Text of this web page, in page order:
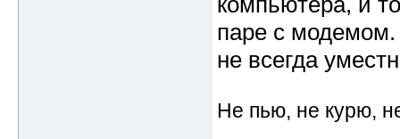
паре с модемом.
не всегда
Не пью, не курю,